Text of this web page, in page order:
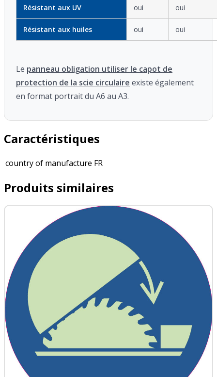
Résistant aux UV oui oui
Résistant aux huiles oui oui
Le panneau obligation utiliser le capot de
protection de la scie circulaire existe également
en format portrait du A6 au A3.
Caractéristiques
country of manufacture FR
Produits similaires